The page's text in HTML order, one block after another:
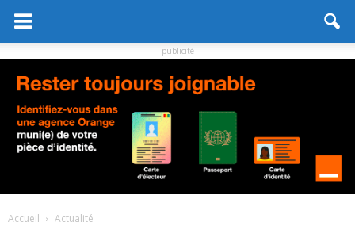
publicité
Accueil Actualité